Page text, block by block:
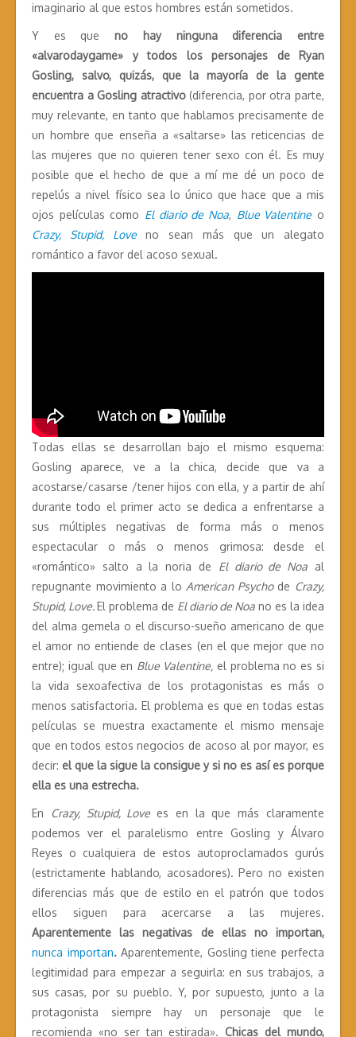
imaginario al que estos hombres están sometidos.
Y es queno hay ninguna diferencia entre
«alvarodaygame» y todos los personajes de Ryan
Gosling, salvo, quizás, que la mayoría de la gente
encuentra a Gosling atractivo(diferencia, por otra parte,
muy relevante, en tanto que hablamos precisamente de
un hombre que enseña a «saltarse» las reticencias de
las mujeres que no quieren tener sexo con él. Es muy
posible que el hecho de que a mí me dé un poco de
repelús a nivel físico sea lo único que hace que a mis
ojos películas como El diario de Noa, Blue Valentineo
Crazy, Stupid, Loveno sean más que un alegato
romántico a favor del acoso sexual.
Todas ellas se desarrollan bajo el mismo esquema:
Gosling aparece, ve a la chica, decide que va a
acostarse/casarse /tener hijos con ella, y a partir de ahí
durante todo el primer acto se dedica a enfrentarse a
sus múltiples negativas de forma más o menos
espectacular o más o menos grimosa: desde el
«romántico» salto a la noria de El diario de Noa al
repugnante movimiento a loAmerican Psychode Crazy,
Stupid, Love. El problema de El diario de Noa no es la idea
del alma gemela o el discurso-sueño americano de que
el amor no entiende de clases (en el que mejor que no
entre); igual que en Blue Valentine, el problema no es si
la vida sexoafectiva de los protagonistas es más o
menos satisfactoria. El problema es que en todas estas
películas se muestra exactamente el mismo mensaje
que en todos estos negocios de acoso al por mayor, es
decir: el que la sigue la consigue y si no es así es porque
ella es una estrecha.
En Crazy, Stupid, Love es en la que más claramente
podemos ver el paralelismo entre Gosling y Álvaro
Reyes o cualquiera de estos autoproclamados gurús
(estrictamente hablando, acosadores). Pero no existen
diferencias más que de estilo en el patrón que todos
ellos siguen para acercarse a las mujeres.
Aparentemente las negativas de ellas no importan,
nunca importan.Aparentemente, Gosling tiene perfecta
legitimidad para empezar a seguirla: en sus trabajos, a
sus casas, por su pueblo. Y, por supuesto, junto a la
protagonista siempre hay un personaje que le
recomienda «no ser tan estirada».Chicas del mundo,